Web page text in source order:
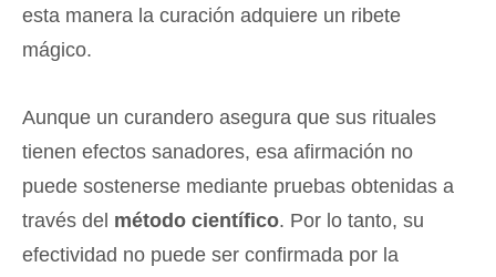
esta manera la curación adquiere un ribete
mágico.
Aunque un curandero asegura que sus rituales
tienen efectos sanadores, esa afirmación no
puede sostenerse mediante pruebas obtenidas a
través del método científico. Por lo tanto, su
efectividad no puede ser confirmada por la